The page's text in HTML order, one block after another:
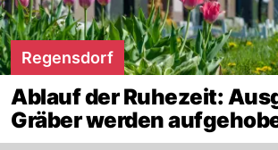
Regensdorf
Ablauf der Ruhezeit:
Gräber werden